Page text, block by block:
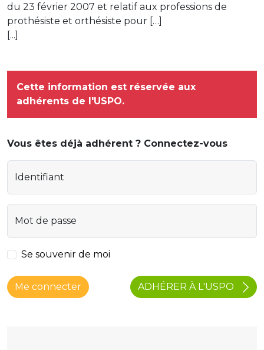
du 23 février 2007 et relatif aux professions de
prothésiste et orthésiste pour […]
[...]
Cette information est réservée aux
adhérents de l'USPO.
Vous êtes déjà adhérent ? Connectez-vous
Identifiant
Mot de passe
Se souvenir de moi
Me connecter ADHÉRER À L'USPO